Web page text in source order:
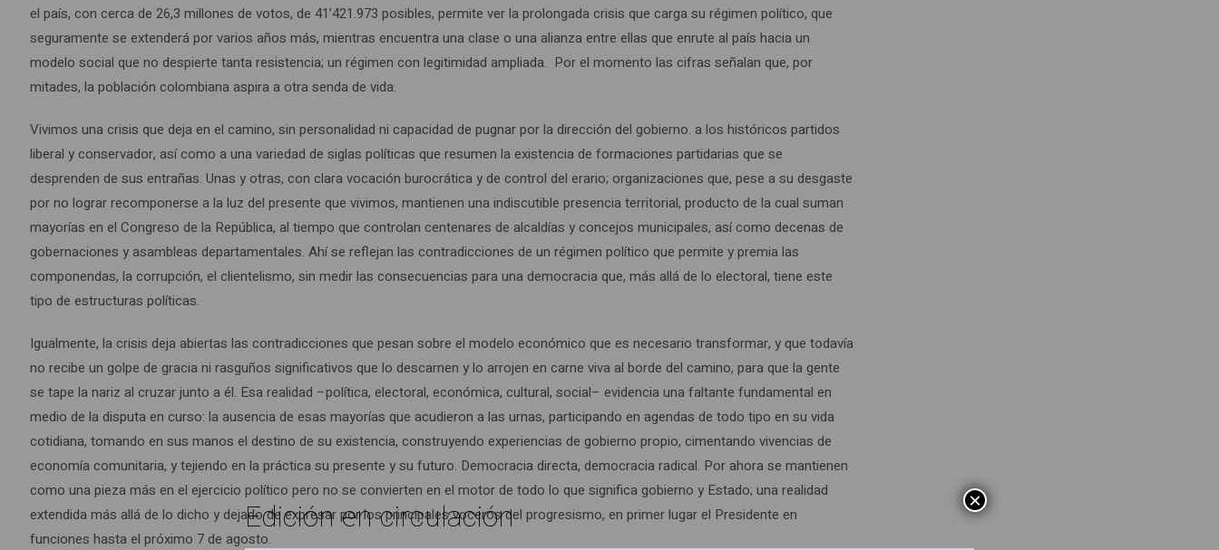
el país, con cerca de 26,3 millones de votos, de 41’421.973 posibles, permite ver la prolongada crisis que carga su régimen político, que
seguramente se extenderá por varios años más, mientras encuentra una clase o una alianza entre ellas que enrute al país hacia un
modelo social que no despierte tanta resistencia; un régimen con legitimidad ampliada. Por el momento las cifras señalan que, por
mitades, la población colombiana aspira a otra senda de vida.
Vivimos una crisis que deja en el camino, sin personalidad ni capacidad de pugnar por la dirección del gobierno. a los históricos partidos
liberal y conservador, así como a una variedad de siglas políticas que resumen la existencia de formaciones partidarias que se
desprenden de sus entrañas. Unas y otras, con clara vocación burocrática y de control del erario; organizaciones que, pese a su desgaste
por no lograr recomponerse a la luz del presente que vivimos, mantienen una indiscutible presencia territorial, producto de la cual suman
mayorías en el Congreso de la República, al tiempo que controlan centenares de alcaldías y concejos municipales, así como decenas de
gobernaciones y asambleas departamentales. Ahí se reflejan las contradicciones de un régimen político que permite y premia las
componendas, la corrupción, el clientelismo, sin medir las consecuencias para una democracia que, más allá de lo electoral, tiene este
tipo de estructuras políticas.
Igualmente, la crisis deja abiertas las contradicciones que pesan sobre el modelo económico que es necesario transformar, y que todavía
no recibe un golpe de gracia ni rasguños significativos que lo descarnen y lo arrojen en carne viva al borde del camino, para que la gente
se tape la nariz al cruzar junto a él. Esa realidad –política, electoral, económica, cultural, social– evidencia una faltante fundamental en
medio de la disputa en curso: la ausencia de esas mayorías que acudieron a las urnas, participando en agendas de todo tipo en su vida
cotidiana, tomando en sus manos el destino de su existencia, construyendo experiencias de gobierno propio, cimentando vivencias de
economía comunitaria, y tejiendo en la práctica su presente y su futuro. Democracia directa, democracia radical. Por ahora se mantienen
como una pieza más en el ejercicio político pero no se convierten en el motor de todo lo que significa gobierno y Estado; una realidad
extendida más allá de lo dicho y dejado de expresar por los principales voceros del progresismo, en primer lugar el Presidente en
funciones hasta el próximo 7 de agosto.
Edición en circulación ×